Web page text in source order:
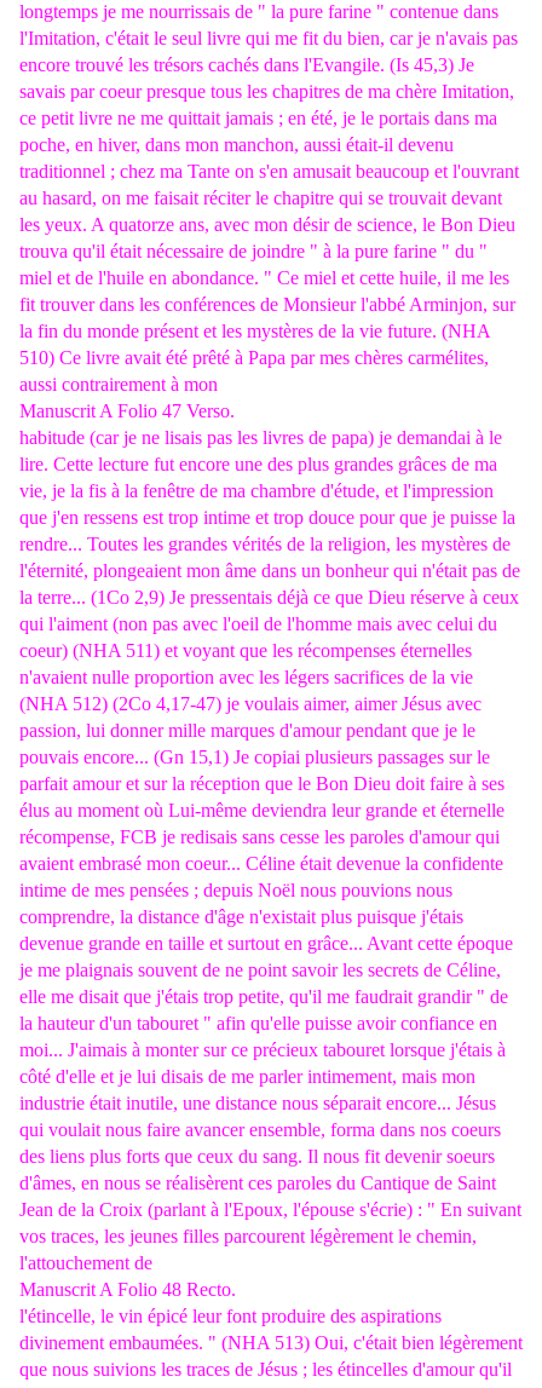
longtemps je me nourrissais de " la pure farine " contenue dans
l'Imitation, c'était le seul livre qui me fit du bien, car je n'avais pas
encore trouvé les trésors cachés dans l'Evangile. (Is 45,3) Je
savais par coeur presque tous les chapitres de ma chère Imitation,
ce petit livre ne me quittait jamais ; en été, je le portais dans ma
poche, en hiver, dans mon manchon, aussi était-il devenu
traditionnel ; chez ma Tante on s'en amusait beaucoup et l'ouvrant
au hasard, on me faisait réciter le chapitre qui se trouvait devant
les yeux. A quatorze ans, avec mon désir de science, le Bon Dieu
trouva qu'il était nécessaire de joindre " à la pure farine " du "
miel et de l'huile en abondance. " Ce miel et cette huile, il me les
fit trouver dans les conférences de Monsieur l'abbé Arminjon, sur
la fin du monde présent et les mystères de la vie future. (NHA
510) Ce livre avait été prêté à Papa par mes chères carmélites,
aussi contrairement à mon
Manuscrit A Folio 47 Verso.
habitude (car je ne lisais pas les livres de papa) je demandai à le
lire. Cette lecture fut encore une des plus grandes grâces de ma
vie, je la fis à la fenêtre de ma chambre d'étude, et l'impression
que j'en ressens est trop intime et trop douce pour que je puisse la
rendre... Toutes les grandes vérités de la religion, les mystères de
l'éternité, plongeaient mon âme dans un bonheur qui n'était pas de
la terre... (1Co 2,9) Je pressentais déjà ce que Dieu réserve à ceux
qui l'aiment (non pas avec l'oeil de l'homme mais avec celui du
coeur) (NHA 511) et voyant que les récompenses éternelles
n'avaient nulle proportion avec les légers sacrifices de la vie
(NHA 512) (2Co 4,17-47) je voulais aimer, aimer Jésus avec
passion, lui donner mille marques d'amour pendant que je le
pouvais encore... (Gn 15,1) Je copiai plusieurs passages sur le
parfait amour et sur la réception que le Bon Dieu doit faire à ses
élus au moment où Lui-même deviendra leur grande et éternelle
récompense, FCB je redisais sans cesse les paroles d'amour qui
avaient embrasé mon coeur... Céline était devenue la confidente
intime de mes pensées ; depuis Noël nous pouvions nous
comprendre, la distance d'âge n'existait plus puisque j'étais
devenue grande en taille et surtout en grâce... Avant cette époque
je me plaignais souvent de ne point savoir les secrets de Céline,
elle me disait que j'étais trop petite, qu'il me faudrait grandir " de
la hauteur d'un tabouret " afin qu'elle puisse avoir confiance en
moi... J'aimais à monter sur ce précieux tabouret lorsque j'étais à
côté d'elle et je lui disais de me parler intimement, mais mon
industrie était inutile, une distance nous séparait encore... Jésus
qui voulait nous faire avancer ensemble, forma dans nos coeurs
des liens plus forts que ceux du sang. Il nous fit devenir soeurs
d'âmes, en nous se réalisèrent ces paroles du Cantique de Saint
Jean de la Croix (parlant à l'Epoux, l'épouse s'écrie) : " En suivant
vos traces, les jeunes filles parcourent légèrement le chemin,
l'attouchement de
Manuscrit A Folio 48 Recto.
l'étincelle, le vin épicé leur font produire des aspirations
divinement embaumées. " (NHA 513) Oui, c'était bien légèrement
que nous suivions les traces de Jésus ; les étincelles d'amour qu'il